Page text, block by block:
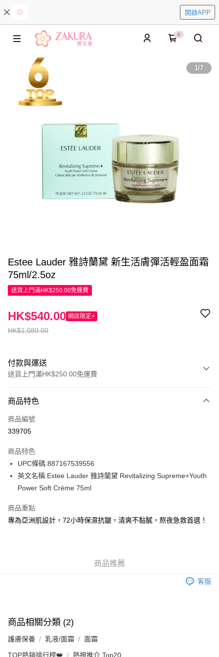
開啟APP
0
1/7
Estee Lauder 雅詩蘭黛 新生活膚彈活輕盈面霜
75ml/2.5oz
送貨上門滿HK$250.00免運費
HK$1,080.00
HK$540.00 網店限定⚡
付款與運送
送貨上門滿HK$250.00免運費
信用卡
Apple Pay
WeChat Pay
送貨方式
商品特色
商品編號
339705
商品特色
UPC條碼:887167539556
英文名稱:Estee Lauder 雅詩蘭黛 Revitalizing Supreme+Youth
Power Soft Crème 75ml
商品重點
專為亞洲肌設計，72小時保濕抗皺，清爽不黏膩，熬夜急救首選！
商品推薦
客服
商品相關分類 (2)
護膚保養 乳液/面霜 面霜
TOP熱銷排行榜👑 熱搜推介 Top20